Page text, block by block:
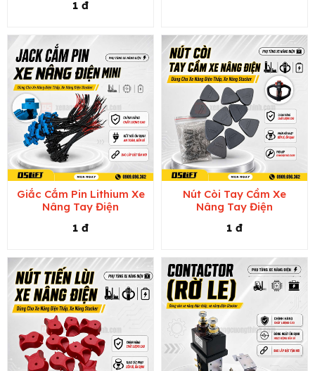
1 đ
Giắc Cắm Pin Lithium Xe
Nâng Tay Điện
1 đ
Nút Còi Tay Cầm Xe
Nâng Tay Điện
1 đ